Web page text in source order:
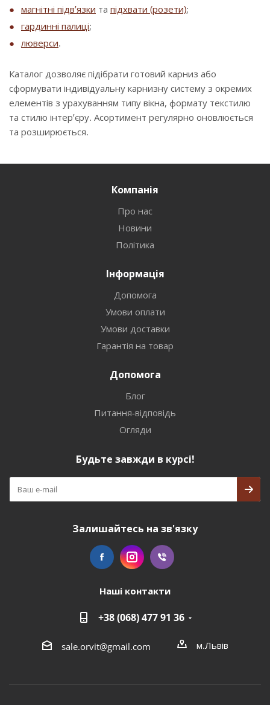
магнітні підв’язки та підхвати (розети);
гардинні палиці;
люверси.
Каталог дозволяє підібрати готовий карниз або
сформувати індивідуальну карнизну систему з окремих
елементів з урахуванням типу вікна, формату текстилю
та стилю інтер’єру. Асортимент регулярно оновлюється
та розширюється.
Компанія
Про нас
Новини
Політика
Інформація
Допомога
Умови оплати
Умови доставки
Гарантія на товар
Допомога
Блог
Питання-відповідь
Огляди
Будьте завжди в курсі!
Залишайтесь на зв'язку
Наші контакти
+38 (068) 477 91 36
sale.orvit@gmail.com м.Львів